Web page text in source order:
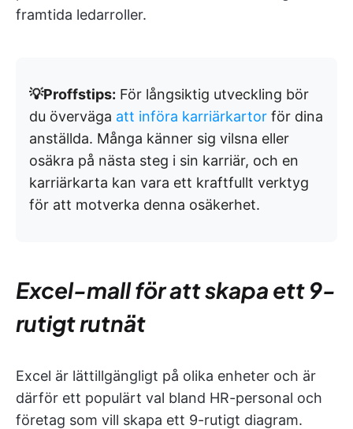
framtida ledarroller.
💡Proffstips: För långsiktig utveckling bör
du överväga att införa karriärkartor för dina
anställda. Många känner sig vilsna eller
osäkra på nästa steg i sin karriär, och en
karriärkarta kan vara ett kraftfullt verktyg
för att motverka denna osäkerhet.
Excel-mall för att skapa ett 9-
rutigt rutnät
Excel är lättillgängligt på olika enheter och är
därför ett populärt val bland HR-personal och
företag som vill skapa ett 9-rutigt diagram.